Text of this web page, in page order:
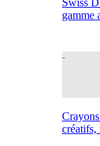
Swiss
gamme
créatifs,